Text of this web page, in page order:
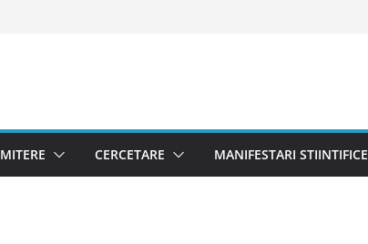
CERCETARE MANIFESTARI STIINTIFICE